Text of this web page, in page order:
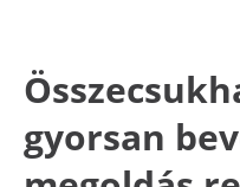
gyorsan